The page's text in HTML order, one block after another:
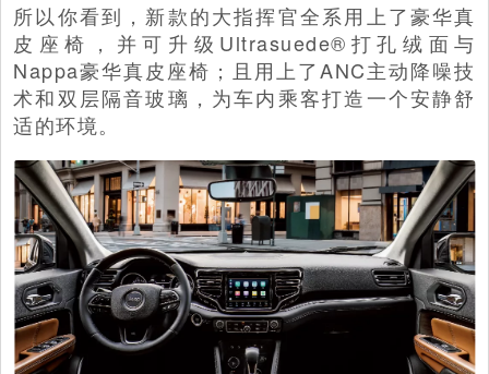
所以你看到，新款的大指挥官全系用上了豪华真
皮座椅，并可升级Ultrasuede®打孔绒面与
Nappa豪华真皮座椅；且用上了ANC主动降噪技
术和双层隔音玻璃，为车内乘客打造一个安静舒
适的环境。